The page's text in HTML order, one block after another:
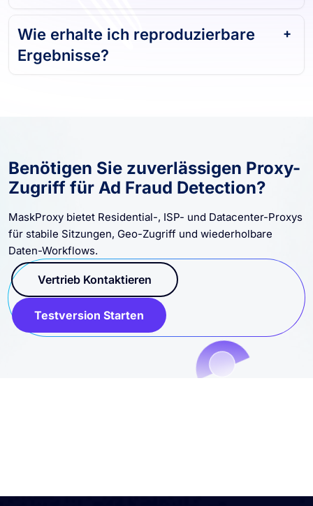
gezielt auswählen?
Wie erhalte ich reproduzierbare
Benötigen Sie zuverlässigen Proxy-
Zugriff für Ad Fraud Detection?
MaskProxy bietet Residential-, ISP- und Datacenter-Proxys
für stabile Sitzungen, Geo-Zugriff und wiederholbare
Daten-Workflows.
Vertrieb Kontaktieren
Testversion Starten